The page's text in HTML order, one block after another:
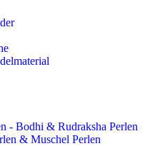
- Bodhi & Rudraksha Perlen
& Muschel Perlen